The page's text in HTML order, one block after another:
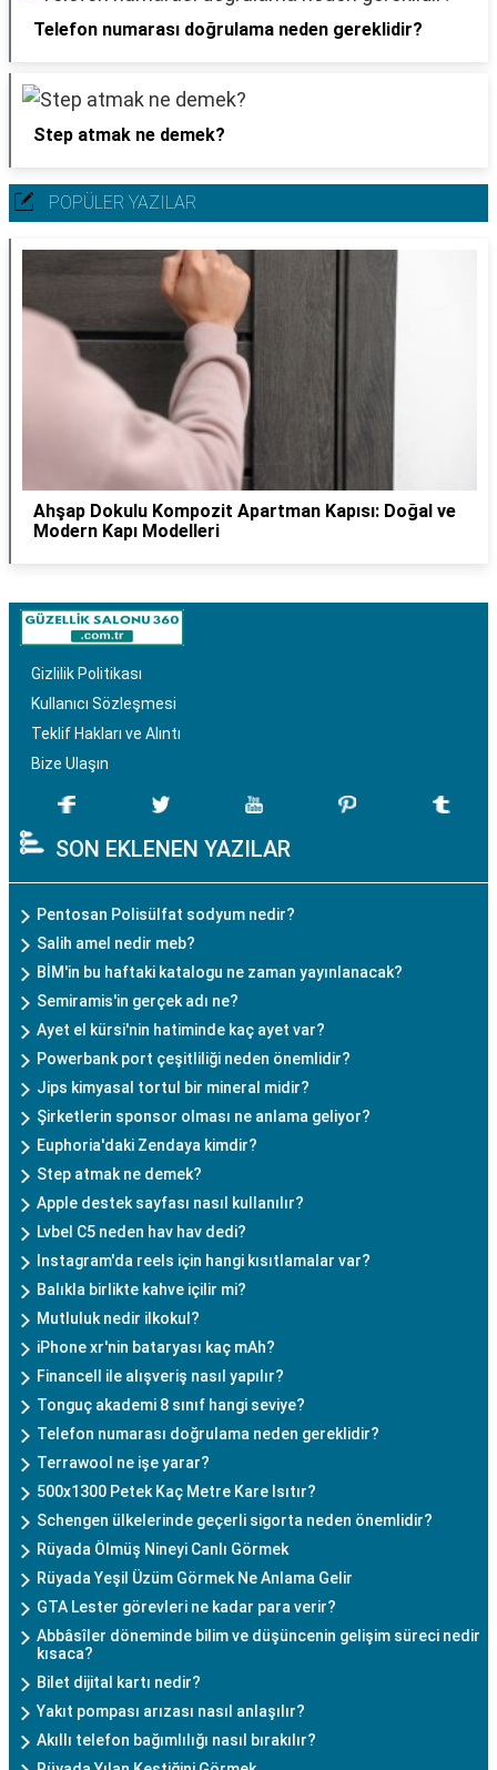
Telefon numarası doğrulama neden gereklidir?
Step atmak ne demek?
POPÜLER YAZILAR
Ahşap Dokulu Kompozit Apartman Kapısı: Doğal ve
Modern Kapı Modelleri
Gizlilik Politikası
Kullanıcı Sözleşmesi
Teklif Hakları ve Alıntı
Bize Ulaşın
SON EKLENEN YAZILAR
Pentosan Polisülfat sodyum nedir?
Salih amel nedir meb?
BİM'in bu haftaki katalogu ne zaman yayınlanacak?
Semiramis'in gerçek adı ne?
Ayet el kürsi'nin hatiminde kaç ayet var?
Powerbank port çeşitliliği neden önemlidir?
Jips kimyasal tortul bir mineral midir?
Şirketlerin sponsor olması ne anlama geliyor?
Euphoria'daki Zendaya kimdir?
Step atmak ne demek?
Apple destek sayfası nasıl kullanılır?
Lvbel C5 neden hav hav dedi?
Instagram'da reels için hangi kısıtlamalar var?
Balıkla birlikte kahve içilir mi?
Mutluluk nedir ilkokul?
iPhone xr'nin bataryası kaç mAh?
Financell ile alışveriş nasıl yapılır?
Tonguç akademi 8 sınıf hangi seviye?
Telefon numarası doğrulama neden gereklidir?
Terrawool ne işe yarar?
500x1300 Petek Kaç Metre Kare Isıtır?
Schengen ülkelerinde geçerli sigorta neden önemlidir?
Rüyada Ölmüş Nineyi Canlı Görmek
Rüyada Yeşil Üzüm Görmek Ne Anlama Gelir
GTA Lester görevleri ne kadar para verir?
Abbâsîler döneminde bilim ve düşüncenin gelişim süreci nedir
kısaca?
Bilet dijital kartı nedir?
Yakıt pompası arızası nasıl anlaşılır?
Akıllı telefon bağımlılığı nasıl bırakılır?